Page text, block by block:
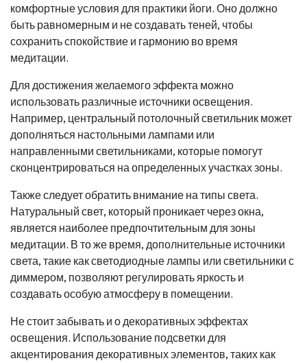
комфортные условия для практики йоги. Оно должно
быть равномерным и не создавать теней, чтобы
сохранить спокойствие и гармонию во время
медитации.
Для достижения желаемого эффекта можно
использовать различные источники освещения.
Например, центральный потолочный светильник может
дополняться настольными лампами или
направленными светильниками, которые помогут
сконцентрироваться на определенных участках зоны.
Также следует обратить внимание на типы света.
Натуральный свет, который проникает через окна,
является наиболее предпочтительным для зоны
медитации. В то же время, дополнительные источники
света, такие как светодиодные лампы или светильники с
диммером, позволяют регулировать яркость и
создавать особую атмосферу в помещении.
Не стоит забывать и о декоративных эффектах
освещения. Использование подсветки для
акцентирования декоративных элементов, таких как